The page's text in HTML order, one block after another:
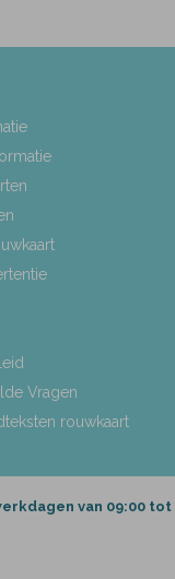
Vragen
rouwkaart
van 09:00 tot